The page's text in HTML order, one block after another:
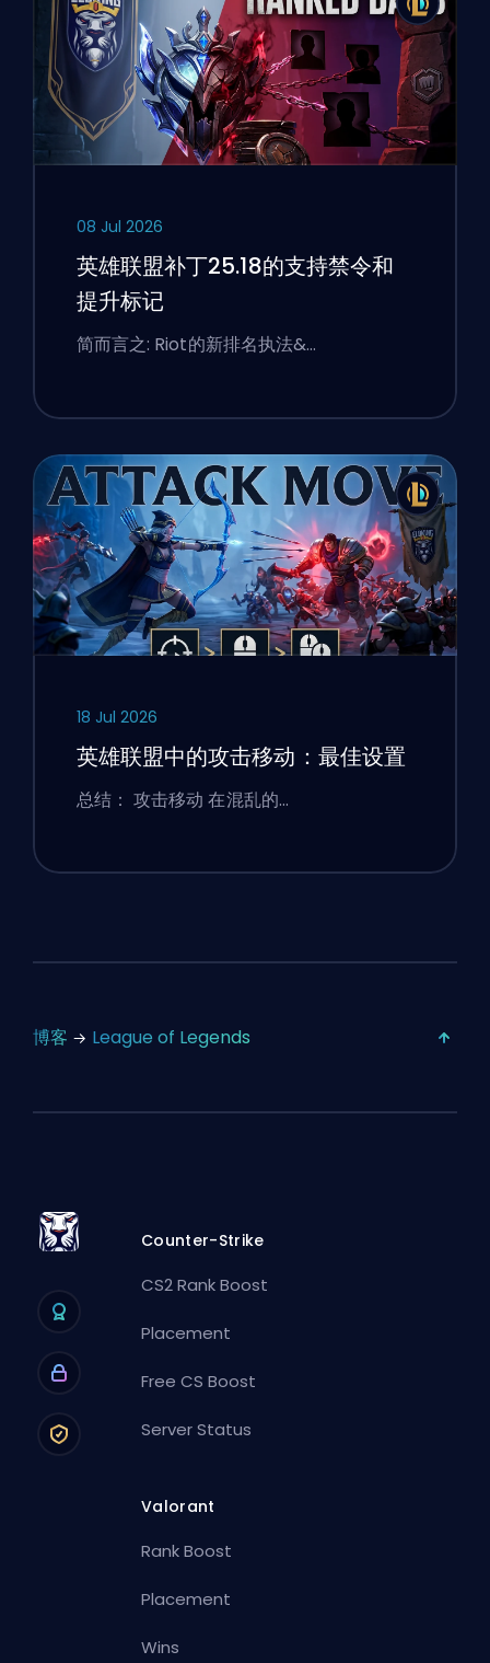
08 Jul 2026
英雄联盟补丁25.18的支持禁令和
提升标记
简而言之: Riot的新排名执法&…
18 Jul 2026
英雄联盟中的攻击移动：最佳设置
总结： 攻击移动 在混乱的…
博客 League of Legends
Counter-Strike
CS2 Rank Boost
Placement
Free CS Boost
Server Status
Valorant
Rank Boost
Placement
Wins